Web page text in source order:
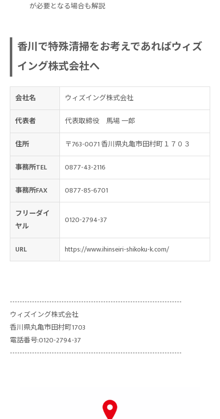
が必要となる場合も解説
香川で特殊清掃をお考えであればウィズ
イング株式会社へ
会社名 ウィズイング株式会社
代表者 代表取締役 馬場 一郎
住所 〒763-0071 香川県丸亀市田村町１７０３
事務所TEL 0877-43-2116
事務所FAX 0877-85-6701
フリーダイ
ヤル
0120-2794-37
URL https://www.ihinseiri-shikoku-k.com/
----------------------------------------------------------------------
ウィズイング株式会社
香川県丸亀市田村町1703
電話番号:0120-2794-37
----------------------------------------------------------------------